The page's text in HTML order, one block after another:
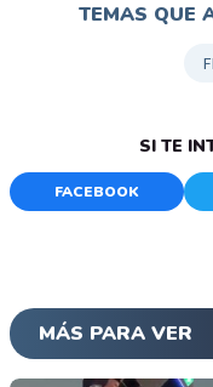
TEMAS QUE
SI TE
FACEBOOK
MÁS PARA VER